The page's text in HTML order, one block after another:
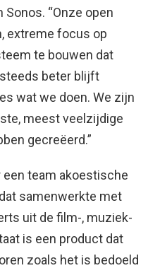
Sonos. “Onze open
extreme focus op
te bouwen dat
beter blijft
wat we doen. We zijn
meest veelzijdige
gecreëerd.”
een team akoestische
samenwerkte met
uit de film-, muziek-
is een product dat
zoals het is bedoeld